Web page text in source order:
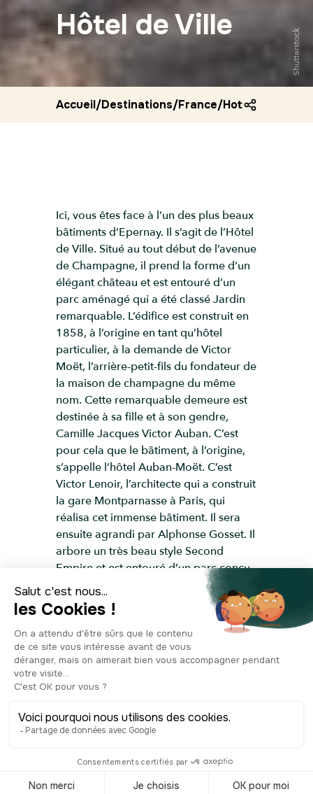
Hôtel de Ville
Shutterstock
Accueil/Destinations/France/Hotel de ville
Ici, vous êtes face à l’un des plus beaux
bâtiments d’Epernay. Il s’agit de l’Hôtel
de Ville. Situé au tout début de l’avenue
de Champagne, il prend la forme d’un
élégant château et est entouré d’un
parc aménagé qui a été classé Jardin
remarquable. L’édifice est construit en
1858, à l’origine en tant qu’hôtel
particulier, à la demande de Victor
Moët, l’arrière-petit-fils du fondateur de
la maison de champagne du même
nom. Cette remarquable demeure est
destinée à sa fille et à son gendre,
Camille Jacques Victor Auban. C’est
pour cela que le bâtiment, à l’origine,
s’appelle l’hôtel Auban-Moët. C’est
Victor Lenoir, l’architecte qui a construit
la gare Montparnasse à Paris, qui
réalisa cet immense bâtiment. Il sera
ensuite agrandi par Alphonse Gosset. Il
arbore un très beau style Second
Empire et est entouré d’un parc conçu
par les frères Bühler, grands
paysagistes du XIXe siècle à qui l’on
doit le parc de la Tête d’or à Lyon. En
1919, la propriété est cédée à la ville
et un an plus tard, les services
municipaux s’y installent. L’ancien Hôtel
de Ville est en effet complètement
mondiale. En 1924, on inaugure le
monument aux morts qui se trouve
de la guerre. Depuis 2012, le bâtiment
est inscrit au titre des Monuments